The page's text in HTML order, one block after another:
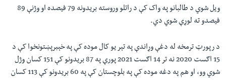
ویل شوي د طالبانو په واک کې د راتلو وروسته بريدونه 79 فيصده او وژنې 89
فيصدو ته لوړې شوي دي.
د رپورټ ترمخه له دغې وړاندې په تېر يو کال موده کې په خېبرپښتونخوا کې د
15 اګست 2020 نه تر 14 اګست 2021 پورې په 87 بریدونو کې 151 کسان وژل
شوي وو، او هم په دغه موده کې په بلوچستان کې په 60 بريدونو کې 113 کسان